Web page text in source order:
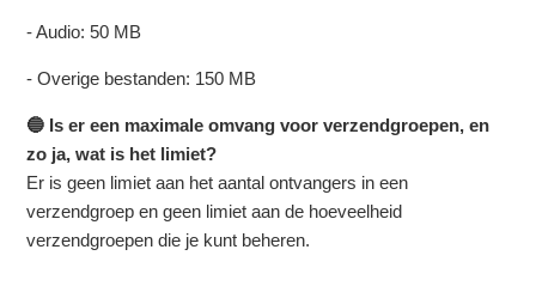
- Audio: 50 MB
- Overige bestanden: 150 MB
🔵 Is er een maximale omvang voor verzendgroepen, en
zo ja, wat is het limiet?
Er is geen limiet aan het aantal ontvangers in een
verzendgroep en geen limiet aan de hoeveelheid
verzendgroepen die je kunt beheren.